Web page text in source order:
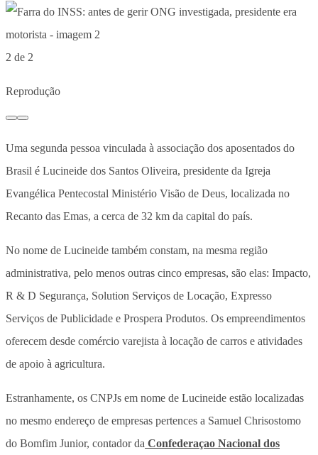
2 de 2
Reprodução
Uma segunda pessoa vinculada à associação dos aposentados do
Brasil é Lucineide dos Santos Oliveira, presidente da Igreja
Evangélica Pentecostal Ministério Visão de Deus, localizada no
Recanto das Emas, a cerca de 32 km da capital do país.
No nome de Lucineide também constam, na mesma região
administrativa, pelo menos outras cinco empresas, são elas: Impacto,
R & D Segurança, Solution Serviços de Locação, Expresso
Serviços de Publicidade e Prospera Produtos. Os empreendimentos
oferecem desde comércio varejista à locação de carros e atividades
de apoio à agricultura.
Estranhamente, os CNPJs em nome de Lucineide estão localizadas
no mesmo endereço de empresas pertences a Samuel Chrisostomo
do Bomfim Junior, contador da Confederaçao Nacional dos